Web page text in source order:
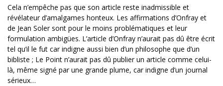
Cela n’empêche pas que son article reste inadmissible et
révélateur d’amalgames honteux. Les affirmations d’Onfray et
de Jean Soler sont pour le moins problématiques et leur
formulation ambigües. L’article d’Onfray n’aurait pas dû être écrit
tel qu’il le fut car indigne aussi bien d’un philosophe que d’un
bibliste ; Le Point n’aurait pas dû publier un article comme celui-
là, même signé par une grande plume, car indigne d’un journal
sérieux…